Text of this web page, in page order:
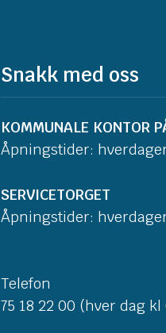
Snakk med oss
KOMMUNALE KONTOR
Åpningstider:
SERVICETORGET
Åpningstider:
Telefon
75 18 22 00 (hver dag